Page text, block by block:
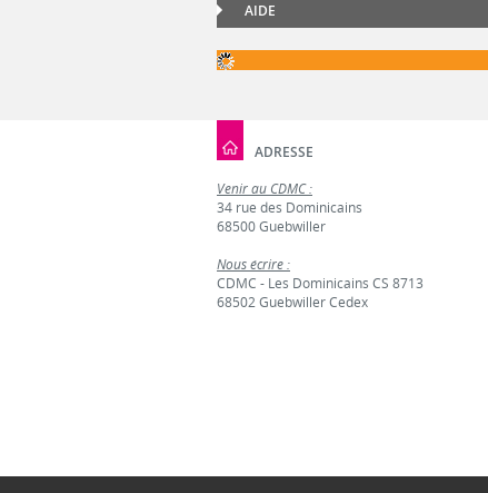
AIDE
ADRESSE
Venir au CDMC :
34 rue des Dominicains
68500 Guebwiller
Nous écrire :
CDMC - Les Dominicains CS 8713
68502 Guebwiller Cedex